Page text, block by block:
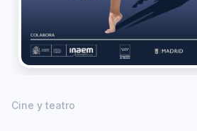
Cine y teatro